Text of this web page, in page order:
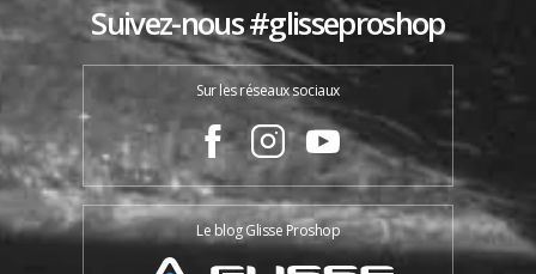
Suivez-nous #glisseproshop
Sur les réseaux sociaux
Le blog Glisse Proshop